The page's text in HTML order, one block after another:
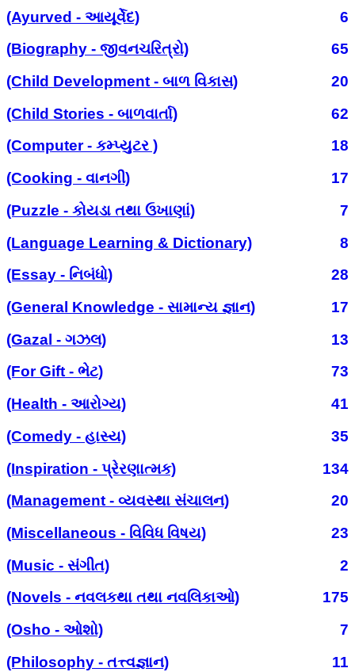
(Ayurved - આયૂર્વેદ)
6
(Biography - જીવનચરિત્રો)
65
(Child Development - બાળ વિકાસ)
20
(Child Stories - બાળવાર્તા)
62
(Computer - કમ્પ્યુટર )
18
(Cooking - વાનગી)
17
(Puzzle - કોયડા તથા ઉખાણાં)
7
(Language Learning & Dictionary)
8
(Essay - નિબંધો)
28
(General Knowledge - સામાન્ય જ્ઞાન)
17
(Gazal - ગઝલ)
13
(For Gift - ભેટ)
73
(Health - આરોગ્ય)
41
(Comedy - હાસ્ય)
35
(Inspiration - પ્રેરણાત્મક)
134
(Management - વ્યવસ્થા સંચાલન)
20
(Miscellaneous - વિવિધ વિષય)
23
(Music - સંગીત)
2
(Novels - નવલકથા તથા નવલિકાઓ)
175
(Osho - ઓશો)
7
(Philosophy - તત્ત્વજ્ઞાન)
11